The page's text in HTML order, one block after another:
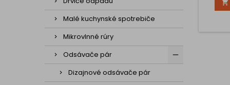
Malé kuchynské spotrebiče
Mikrovlnné rúry
Odsávače pár
Dizajnové odsávače pár
